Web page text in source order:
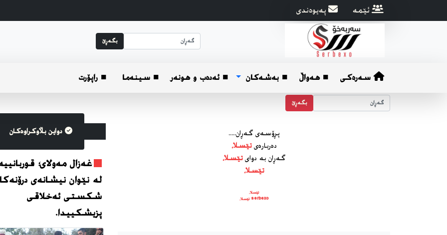
ئێمه په‌یوه‌ندی
بگه‌ڕێ
سەرەکی ■ هه‌واڵ ■ بەشەکان ■ ئه‌ده‌ب و هونه‌ر ■ سینەما ■ راپۆرت
بگه‌ڕێ
پڕۆسه‌ی گه‌ڕان.....
ده‌رباره‌یتێسلا،
گه‌ڕان به دوایتێسلا،
تێسلا،
تێسلا،
serbexo تێسلا،
دواین بڵاوکراوه‌کان
غەزال مەولای؛
لە نێوان نیشانەی
شکستی ئەخلاقی
پزیشکییدا.